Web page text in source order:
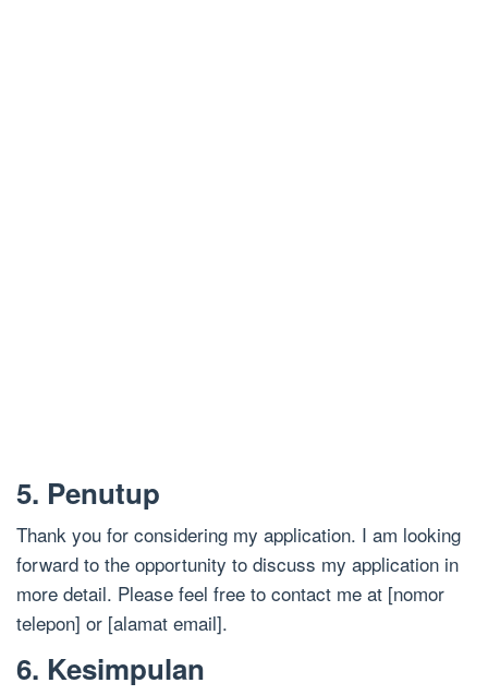
5. Penutup
Thank you for considering my application. I am looking
forward to the opportunity to discuss my application in
more detail. Please feel free to contact me at [nomor
telepon] or [alamat email].
6. Kesimpulan